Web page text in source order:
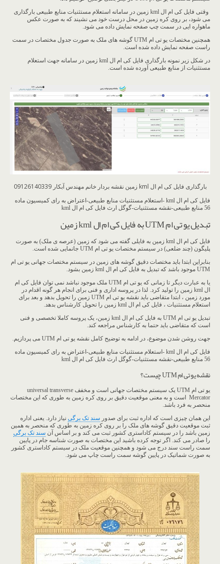
وقتی فایل کی ام ال kml زمین در سامانه استعلام مستثنیات منابع طبیعی بارگذاری
می شود، بر روی کره زمین در محل درست خود می نشیند که به صورت عکس
ماهواره ایی در سمت چپ صفحه نمایش داده می شود.
همچنین مختصات یو تی ام UTM گوشه های ملک به صورت جدول مختصات در سمت
راست صفحه نمایش داده شده است.
در شکل زیر نمونه بارگذاری فایل کی ام ال kml زمین در سامانه جهت استعلام
مستثنیات از منابع طبیعی آورده شده است.
بارگذاری فایل کی ام ال kml زمین نقشه بردار خانم مهندس آبکار 09126140339
فایل کی ام ال kml -استعلام مستثنیات منابع طبیعی-اعتراض به رای کمیسیون ماده
56 منابع طبیعی-نقشه مستثنیات-گوگل ارث فایل کی ام ال kml
تبدیل یو تی ام UTM به فایل کی ام ال kml زمین
فایل کی ام ال kml زمین به فایلی گفته می شود که زمین (عرصه ی ملک) به صورت
پلیگون (چند ضلعی) در سیستم مختصات یو تی ام UTM جانمایی شده است.
بنابراین ابتدا باید مختصات دقیق گوشه های زمین در سیستم مختصات جهانی یو تی ام
UTM موجود باشد که تبدیل به فایل کی ام ال kml زمین بشود.
یا به عبارت دیگر تا زمانی که یو تی ام UTM ملک موجود نباشد نمی توان فایل کی ام
ال kml زمین را تولید کرد. لذا در پروسه اداری و فنی برای انجام هر گونه اقدام در
مورد زمین ، ابتدا متقاضی باید نقشه یو تی ام UTM زمین را تحویل بدهد و بعد برای
استعلام مستثنیات ، فایل کی ام ال kml زمین را تحویل کارشناس بدهد.
تبدیل یو تی ام UTM به فایل کی ام ال kml زمین، یک پروسه کاملا تخصصی و فنی
است که متقاضی باید حتما به کارشناس مراجعه کند.
جهت روشن شدن موضوع، در ادامه به توضیح کامل نقشه یو تی ام UTM می پردازیم.
فایل کی ام ال kml -استعلام مستثنیات منابع طبیعی-اعتراض به رای کمیسیون ماده
56 منابع طبیعی-نقشه مستثنیات-گوگل ارث فایل کی ام ال kml
نقشه یو تی ام UTM چیست؟
یو تی ام UTM یک سیستم مختصات جهانی است و مخفف universal transverse
Mercator است و به معنی موقعیت دقیق بر روی کره زمین به طوری که این مختصات
منحصر به فرد باشد.
این همان چیزی است که اداره ثبت برای صدور سند تک برگی نیاز دارد. یعنی اداره
ثبت موقعیت دقیق گوشه های ملک را بر روی کره زمین به طوری که منحصر به همین
زمین باشد را در سیستم کاداستری کشور ثبت می کند و بر اساس آن سند تک برگی
را صادر می کند. اگر توجه کرده باشید این مختصات به صورت شناسه جام در پایین
سمت راست سند درج می شود و همچنین موقعیت ملک در سیستم کاداستری کشور
به صورت شماتیک در پایین گوشه سمت راست چاپ می شود.